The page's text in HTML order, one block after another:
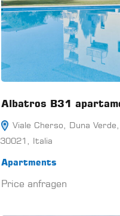
Albatros B31
Viale Cherso, Duna
30021, Italia
Apartments
Price anfragen